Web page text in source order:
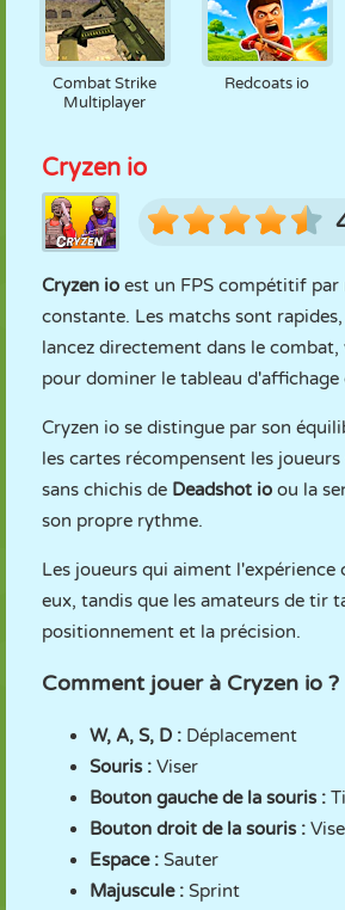
Combat Strike
Multiplayer
Redcoats io
Cryzen io
Cryzen io est un FPS compétitif
constante. Les matchs sont
lancez directement dans le
pour dominer le tableau
Cryzen io se distingue par son
les cartes récompensent les
sans chichis de Deadshot io ou la
son propre rythme.
Les joueurs qui aiment
eux, tandis que les amateurs de tir
positionnement et la précision.
Comment jouer à Cryzen io ?
W, A, S, D : Déplacement
Souris : Viser
Bouton gauche de la souris :
Bouton droit de la souris :
Espace : Sauter
Majuscule : Sprint